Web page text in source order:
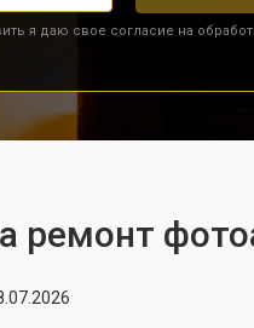
я даю свое согласие на
ремонт